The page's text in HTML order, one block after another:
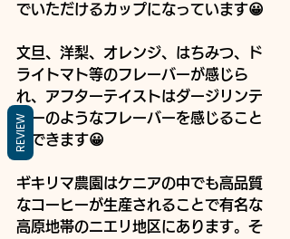
でいただけるカップになっています😀
文旦、洋梨、オレンジ、はちみつ、ド
ライトマト等のフレーバーが感じら
れ、アフターテイストはダージリンテ
ィーのようなフレーバーを感じること
ができます😀
ギキリマ農園はケニアの中でも高品質
なコーヒーが生産されることで有名な
高原地帯のニエリ地区にあります。そ
REVIEW